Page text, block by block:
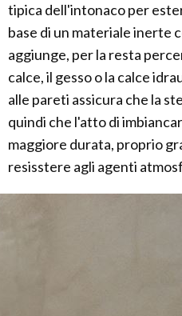
tipica dell'intonaco per
base di un materiale inerte
aggiunge, per la resta
calce, il gesso o la calce
alle pareti assicura che la
quindi che l'atto di
maggiore durata, proprio
resisstere agli agenti